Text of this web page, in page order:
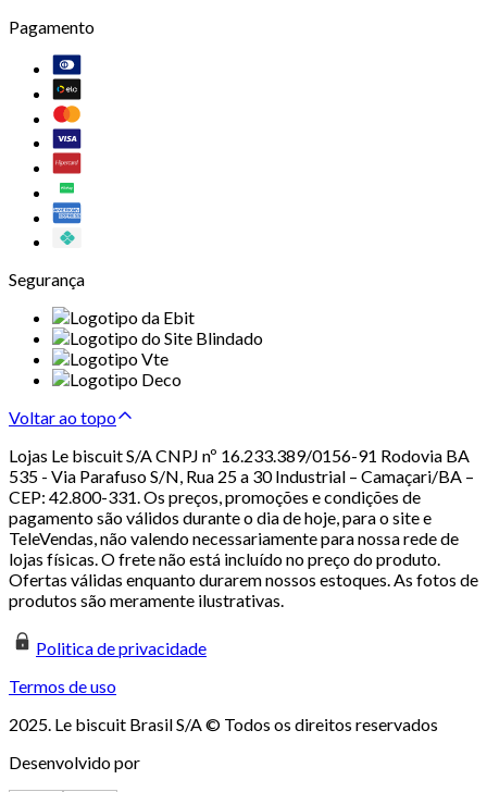
Pagamento
Segurança
Voltar ao topo
Lojas Le biscuit S/A CNPJ nº 16.233.389/0156-91 Rodovia BA
535 - Via Parafuso S/N, Rua 25 a 30 Industrial – Camaçari/BA –
CEP: 42.800-331. Os preços, promoções e condições de
pagamento são válidos durante o dia de hoje, para o site e
TeleVendas, não valendo necessariamente para nossa rede de
lojas físicas. O frete não está incluído no preço do produto.
Ofertas válidas enquanto durarem nossos estoques. As fotos de
produtos são meramente ilustrativas.
Politica de privacidade
Termos de uso
2025. Le biscuit Brasil S/A © Todos os direitos reservados
Desenvolvido por